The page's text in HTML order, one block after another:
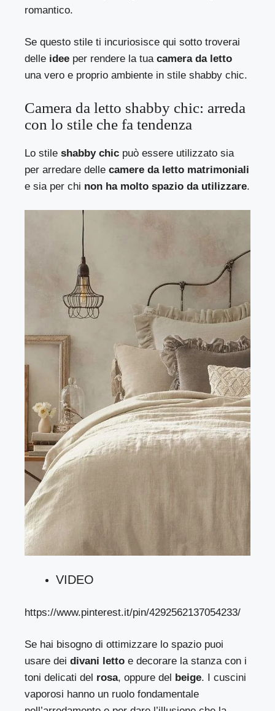
romantico.
Se questo stile ti incuriosisce qui sotto troverai
delle idee per rendere la tuacamera da letto
una vero e proprio ambiente in stile shabby chic.
Camera da letto shabby chic: arreda
con lo stile che fa tendenza
Lo stileshabby chic può essere utilizzato sia
per arredare delle camere da letto matrimoniali
e sia per chi non ha molto spazio da utilizzare.
VIDEO
https://www.pinterest.it/pin/4292562137054233/
Se hai bisogno di ottimizzare lo spazio puoi
usare deidivani letto e decorare la stanza con i
toni delicati del rosa, oppure del beige. I cuscini
vaporosi hanno un ruolo fondamentale